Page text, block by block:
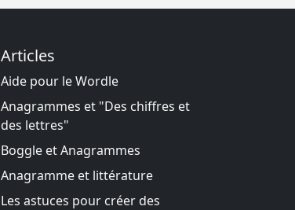
Articles
Aide pour le Wordle
Anagrammes et "Des chiffres et
des lettres"
Boggle et Anagrammes
Anagramme et littérature
Les astuces pour créer des